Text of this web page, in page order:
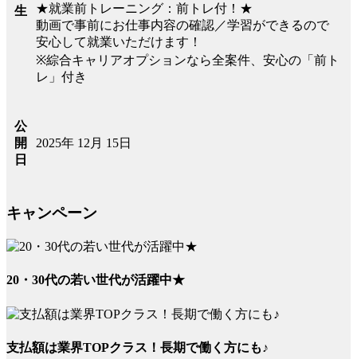
生
★就業前トレーニング：前トレ付！★
動画で事前にお仕事内容の確認／学習ができるので
安心して就業いただけます！
※綜合キャリアオプションなら全案件、安心の「前ト
レ」付き
公
開
日
2025年 12月 15日
キャンペーン
20・30代の若い世代が活躍中★
支払額は業界TOPクラス！長期で働く方にも♪